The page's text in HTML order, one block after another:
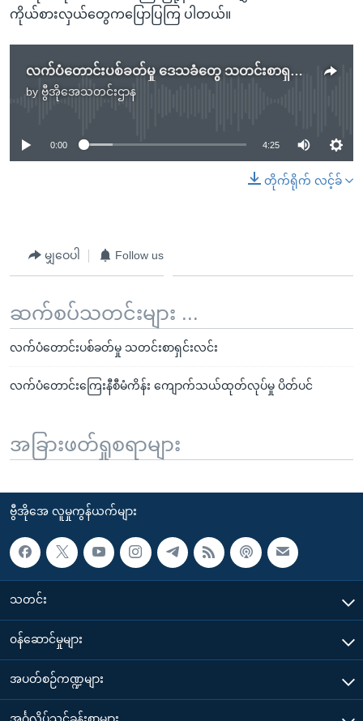
ကိုယ်စားလှယ်တွေကပြောပြကြ ပါတယ်။
လက်ပံတောင်းပစ်ခတ်မှု ဒေသခံတွေ သတင်းစာရှင်းလင်း
by ဗွီအိုအေသတင်းဌာန
No media source currently available
0:00 4:25
တိုက်ရိုက် လင့်ခ်
မျှဝေပါ Follow us
ဆက်စပ်သတင်းများ ...
လက်ပံတောင်းပစ်ခတ်မှု သတင်းစာရှင်းလင်း
လက်ပံတောင်းကြေးနီစီမံကိန်း ကျောက်သယ်ထုတ်လုပ်မှု ပိတ်ပင်
အခြားဖတ်ရှုစရာများ
ဗွီအိုအေ လူမှုကွန်ယက်များ
သတင်း
၀န်ဆောင်မှုများ
အပတ်စဉ်ကဏ္ဍများ